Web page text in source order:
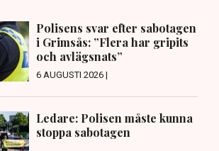
Polisens svar efter sabotagen
i Grimsås: ”Flera har gripits
och avlägsnats”
6 AUGUSTI 2026 |
Ledare: Polisen måste kunna
stoppa sabotagen